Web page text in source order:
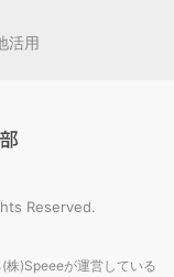
活用
Reserved.
株)Speeeが運営している